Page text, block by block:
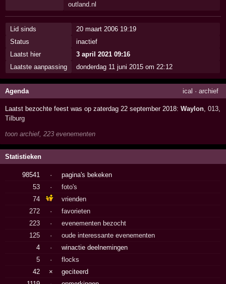
outland.nl
Lid sinds
20 maart 2006 19:19
Status
inactief
Laatst hier
3 april 2021 09:16
Laatste aanpassing
donderdag 11 juni 2015 om 22:12
Agenda ical · archief
Laatst bezochte feest was op zaterdag 22 september 2018:Waylon ,013
Tilburg
toon archief, 223 evenementen
Statistieken
98541 ·
pagina's bekeken
53
·
foto's
74
vrienden
272
·
favorieten
223
·
evenementen bezocht
125
·
oude interessante evenementen
4
·
winactie deelnemingen
5
·
flocks
42
×
geciteerd